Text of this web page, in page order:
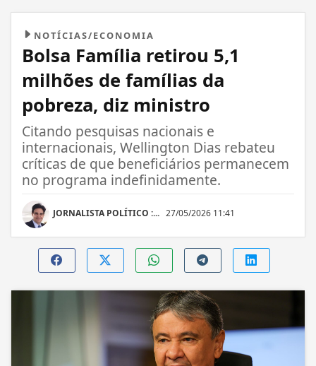
NOTÍCIAS/ECONOMIA
Bolsa Família retirou 5,1
milhões de famílias da
pobreza, diz ministro
Citando pesquisas nacionais e
internacionais, Wellington Dias rebateu
críticas de que beneficiários permanecem
no programa indefinidamente.
JORNALISTA POLÍTICO :... 27/05/2026 11:41